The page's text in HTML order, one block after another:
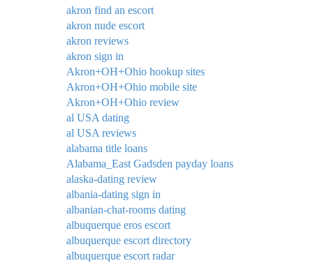
akron find an escort
akron nude escort
akron reviews
akron sign in
Akron+OH+Ohio hookup sites
Akron+OH+Ohio mobile site
Akron+OH+Ohio review
al USA dating
al USA reviews
alabama title loans
Alabama_East Gadsden payday loans
alaska-dating review
albania-dating sign in
albanian-chat-rooms dating
albuquerque eros escort
albuquerque escort directory
albuquerque escort radar